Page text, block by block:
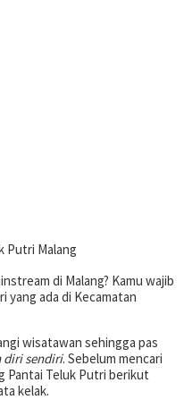
di Malang? Kamu wajib
yang ada di Kecamatan
wisatawan sehingga pas
diri sendiri. Sebelum mencari
Pantai Teluk Putri berikut
kelak.